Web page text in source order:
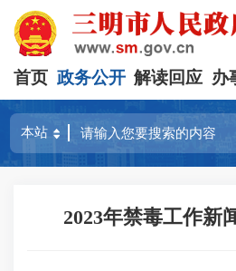
首页 政务公开 解读回应 办
2023年禁毒工作新